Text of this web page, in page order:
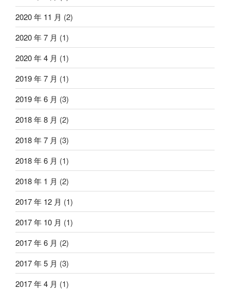
2020 年 11 月 (2)
2020 年 7 月 (1)
2020 年 4 月 (1)
2019 年 7 月 (1)
2019 年 6 月 (3)
2018 年 8 月 (2)
2018 年 7 月 (3)
2018 年 6 月 (1)
2018 年 1 月 (2)
2017 年 12 月 (1)
2017 年 10 月 (1)
2017 年 6 月 (2)
2017 年 5 月 (3)
2017 年 4 月 (1)